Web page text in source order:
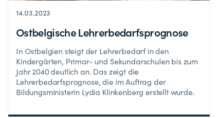
14.03.2023
Ostbelgische Lehrerbedarfsprognose
In Ostbelgien steigt der Lehrerbedarf in den
Kindergärten, Primar- und Sekundarschulen bis zum
Jahr 2040 deutlich an. Das zeigt die
Lehrerbedarfsprognose, die im Auftrag der
Bildungsministerin Lydia Klinkenberg erstellt wurde.